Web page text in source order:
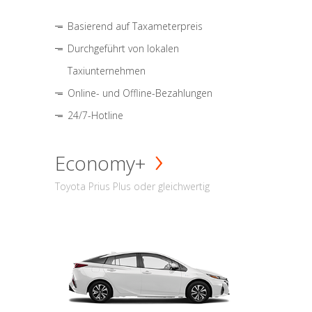
Basierend auf Taxameterpreis
Durchgeführt von lokalen
Taxiunternehmen
Online- und Offline-Bezahlungen
24/7-Hotline
Economy+
Toyota Prius Plus oder gleichwertig